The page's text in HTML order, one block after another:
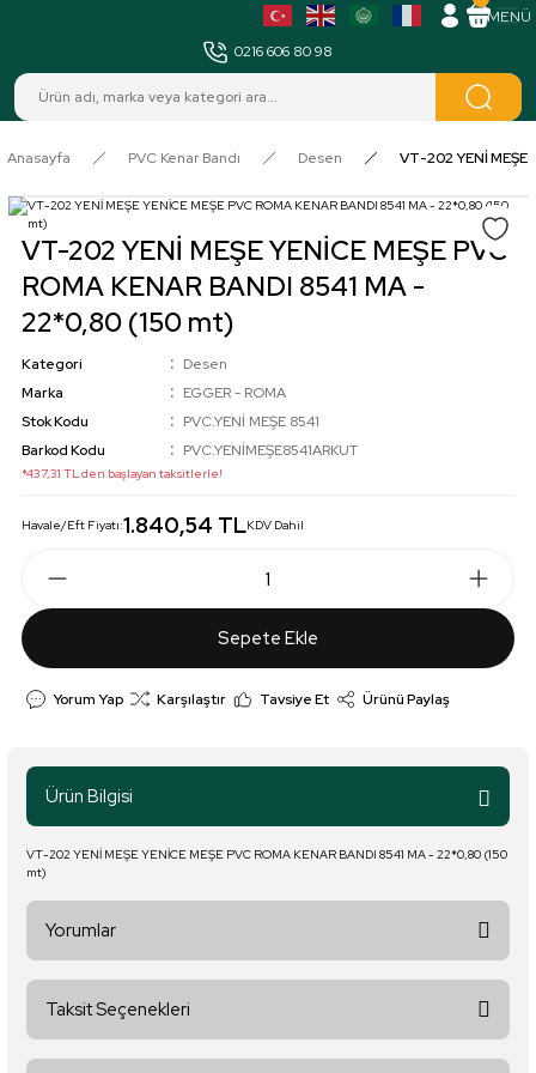
0216 606 80 98
Anasayfa PVC Kenar Bandı Desen VT-202 YENİ MEŞE
VT-202 YENİ MEŞE YENİCE MEŞE PVC
ROMA KENAR BANDI 8541 MA -
22*0,80 (150 mt)
Kategori
Desen
Marka
EGGER - ROMA
Stok Kodu
PVC.YENİ MEŞE 8541
Barkod Kodu
PVC.YENİMEŞE8541ARKUT
*437,31 TL den başlayan taksitlerle!
Havale/Eft Fiyatı:1.840,54 TLKDV Dahil
Sepete Ekle
Yorum Yap Karşılaştır Tavsiye Et Ürünü Paylaş
Ürün Bilgisi
VT-202 YENİ MEŞE YENİCE MEŞE PVC ROMA KENAR BANDI 8541 MA - 22*0,80 (150
mt)
Yorumlar
Taksit Seçenekleri